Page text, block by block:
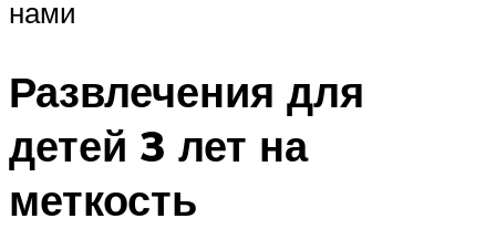
нами
Развлечения для
детей 3 лет на
меткость